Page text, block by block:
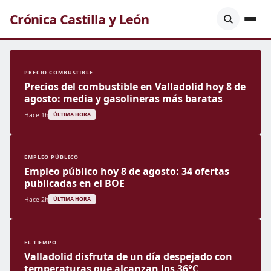
Crónica Castilla y León
PRECIO COMBUSTIBLE
Precios del combustible en Valladolid hoy 8 de
agosto: media y gasolineras más baratas
Hace 1h ÚLTIMA HORA
EMPLEO PÚBLICO
Empleo público hoy 8 de agosto: 34 ofertas
publicadas en el BOE
Hace 2h ÚLTIMA HORA
EL TIEMPO
Valladolid disfruta de un día despejado con